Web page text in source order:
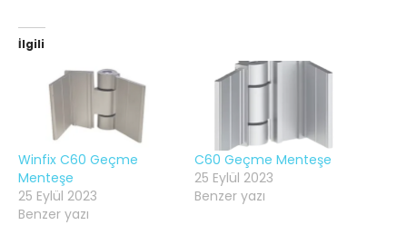
İlgili
Winfix C60 Geçme
Menteşe
25 Eylül 2023
Benzer yazı
C60 Geçme Menteşe
25 Eylül 2023
Benzer yazı